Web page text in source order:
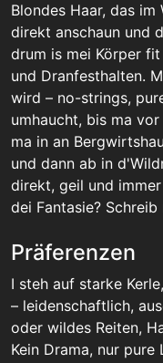
Blondes Haar, das
direkt anschaun und
drum is mei Körper
und Dranfesthalten.
wird – no-strings,
umhaucht, bis ma
ma in an
und dann ab in
direkt, geil und
dei Fantasie?
Präferenzen
I steh auf starke
– leidenschaftlich,
oder wildes Reiten,
Kein Drama, nur pure